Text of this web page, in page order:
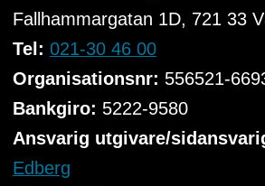
Fallhammargatan 1D, 721 33
Tel: 021-30 46 00
Organisationsnr: 556521-
Bankgiro: 5222-9580
Ansvarig utgivare/
Edberg